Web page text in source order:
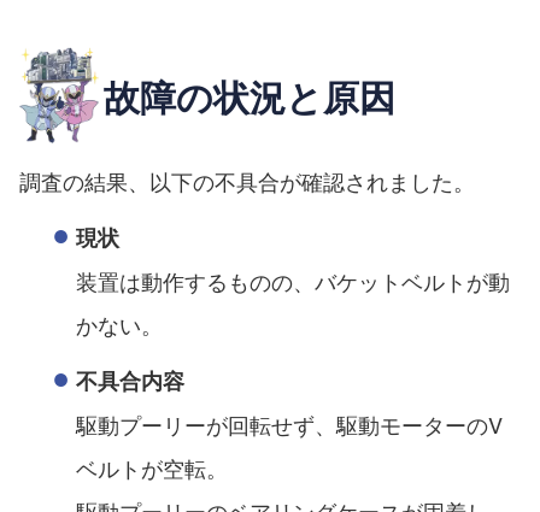
故障の状況と原因
調査の結果、以下の不具合が確認されました。
現状
装置は動作するものの、バケットベルトが動
かない。
不具合内容
駆動プーリーが回転せず、駆動モーターのV
ベルトが空転。